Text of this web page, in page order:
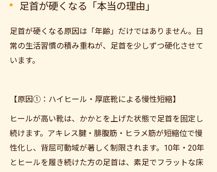
足首が硬くなる「本当の理由」
足首が硬くなる原因は「年齢」だけではありません。日
常の生活習慣の積み重ねが、足首を少しずつ硬化させて
います。
【原因①：ハイヒール・厚底靴による慢性短縮】
ヒールが高い靴は、かかとを上げた状態で足首を固定し
続けます。アキレス腱・腓腹筋・ヒラメ筋が短縮位で慢
性化し、背屈可動域が著しく制限されます。10年・20年
とヒールを履き続けた方の足首は、素足でフラットな床